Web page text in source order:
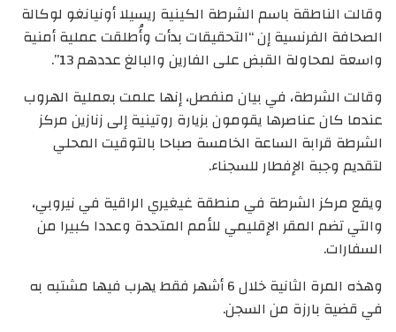
وقالت الناطقة باسم الشرطة الكينية ريسيلا أونيانغو لوكالة
الصحافة الفرنسية إن “التحقيقات بدأت وأُطلقت عملية أمنية
واسعة لمحاولة القبض على الفارين والبالغ عددهم 13”.
وقالت الشرطة، في بيان منفصل، إنها علمت بعملية الهروب
عندما كان عناصرها يقومون بزيارة روتينية إلى زنازين مركز
الشرطة قرابة الساعة الخامسة صباحا بالتوقيت المحلي
لتقديم وجبة الإفطار للسجناء.
ويقع مركز الشرطة في منطقة غيغيري الراقية في نيروبي،
والتي تضم المقر الإقليمي للأمم المتحدة وعددا كبيرا من
السفارات.
وهذه المرة الثانية خلال 6 أشهر فقط يهرب فيها مشتبه به
في قضية بارزة من السجن.